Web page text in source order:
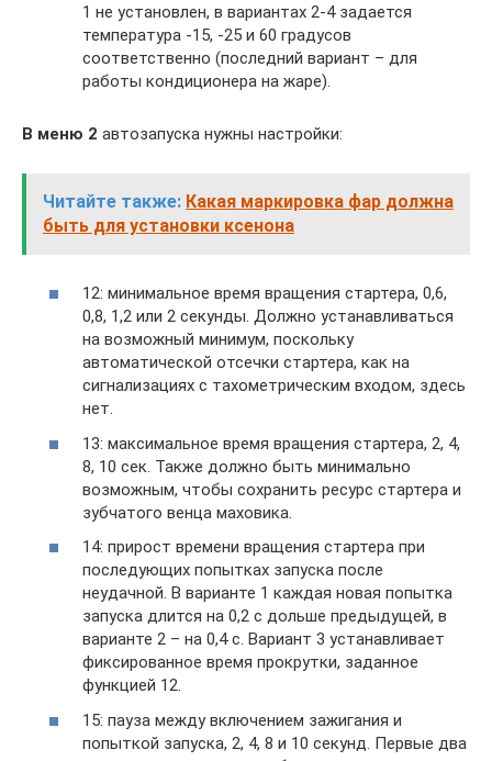
1 не установлен, в вариантах 2-4 задается
температура -15, -25 и 60 градусов
соответственно (последний вариант – для
работы кондиционера на жаре).
В меню 2 автозапуска нужны настройки:
Читайте также: Какая маркировка фар должна
быть для установки ксенона
12: минимальное время вращения стартера, 0,6,
0,8, 1,2 или 2 секунды. Должно устанавливаться
на возможный минимум, поскольку
автоматической отсечки стартера, как на
сигнализациях с тахометрическим входом, здесь
нет.
13: максимальное время вращения стартера, 2, 4,
8, 10 сек. Также должно быть минимально
возможным, чтобы сохранить ресурс стартера и
зубчатого венца маховика.
14: прирост времени вращения стартера при
последующих попытках запуска после
неудачной. В варианте 1 каждая новая попытка
запуска длится на 0,2 с дольше предыдущей, в
варианте 2 – на 0,4 с. Вариант 3 устанавливает
фиксированное время прокрутки, заданное
функцией 12.
15: пауза между включением зажигания и
попыткой запуска, 2, 4, 8 и 10 секунд. Первые два